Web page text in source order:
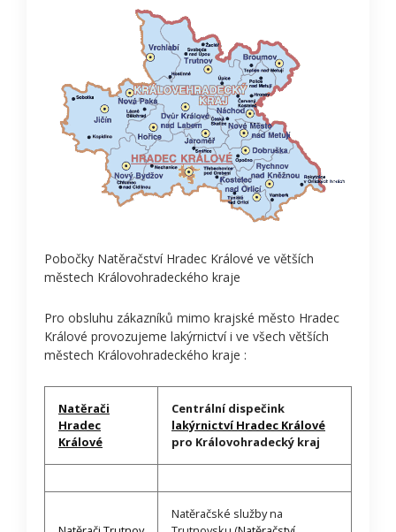
Pobočky Natěračství Hradec Králové ve větších
městech Královohradeckého kraje
Pro obsluhu zákazníků mimo krajské město Hradec
Králové provozujeme lakýrnictví i ve všech větších
městech Královohradeckého kraje :
Natěrači
Hradec
Králové
Centrální dispečink
lakýrnictví Hradec Králové
pro Královohradecký kraj
Natěračské služby na